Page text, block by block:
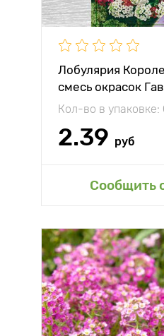
Лобулярия
смесь окрасок
Кол-во в упаковке:
2.39 руб
Сообщить